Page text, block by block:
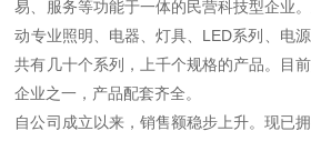
易、服务等功能于一体的民营科技型企业
动专业照明、电器、灯具、LED系列、电
共有几十个系列，上千个规格的产品。目
企业之一，产品配套齐全。
自公司成立以来，销售额稳步上升。现已